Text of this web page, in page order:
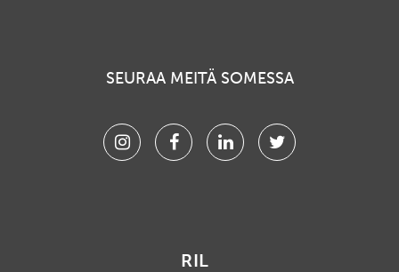
SEURAA MEITÄ SOMESSA
InstagramFacebookLinkedinTwitter
RIL